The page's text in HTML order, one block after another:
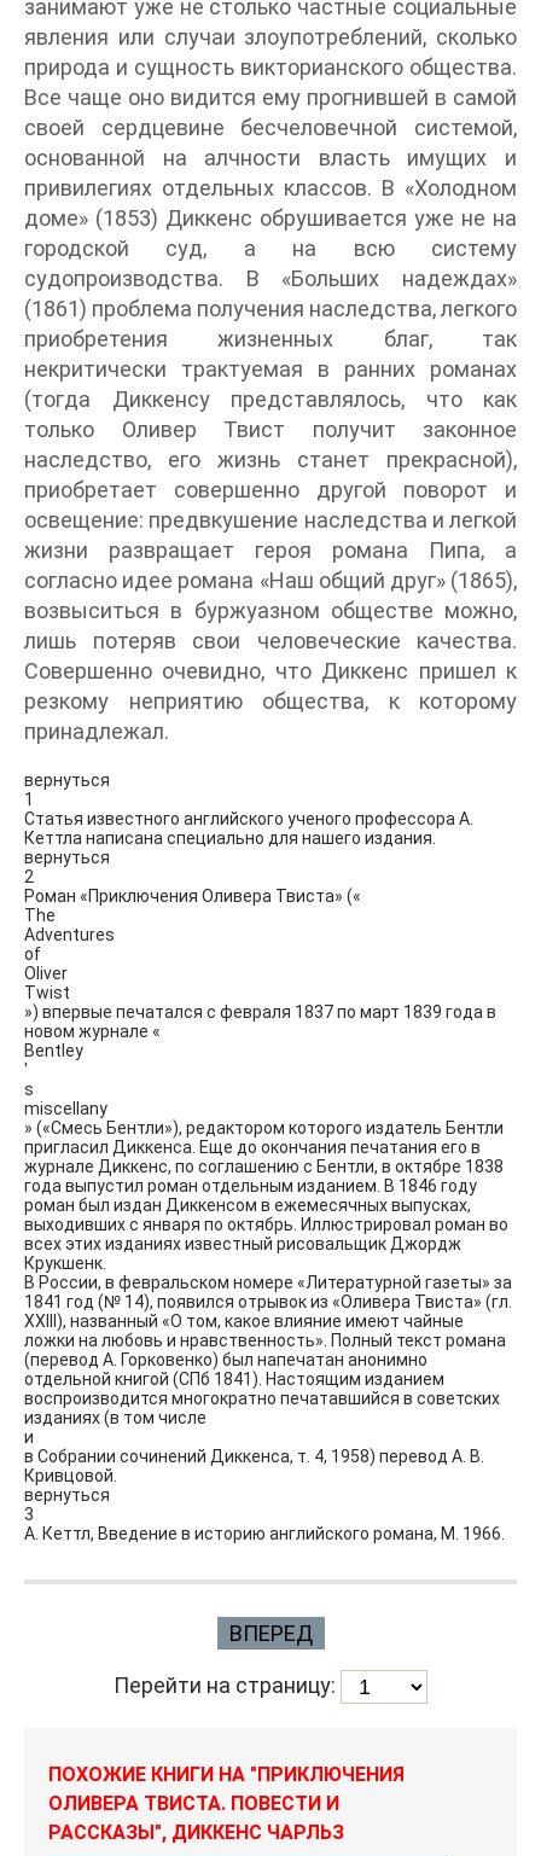
занимают уже не столько частные социальные
явления или случаи злоупотреблений, сколько
природа и сущность викторианского общества.
Все чаще оно видится ему прогнившей в самой
своей сердцевине бесчеловечной системой,
основанной на алчности власть имущих и
привилегиях отдельных классов. В «Холодном
доме» (1853) Диккенс обрушивается уже не на
городской суд, а на всю систему
судопроизводства. В «Больших надеждах»
(1861) проблема получения наследства, легкого
приобретения жизненных благ, так
некритически трактуемая в ранних романах
(тогда Диккенсу представлялось, что как
только Оливер Твист получит законное
наследство, его жизнь станет прекрасной),
приобретает совершенно другой поворот и
освещение: предвкушение наследства и легкой
жизни развращает героя романа Пипа, а
согласно идее романа «Наш общий друг» (1865),
возвыситься в буржуазном обществе можно,
лишь потеряв свои человеческие качества.
Совершенно очевидно, что Диккенс пришел к
резкому неприятию общества, к которому
принадлежал.
вернуться
1
Статья известного английского ученого профессора А.
Кеттла написана специально для нашего издания.
вернуться
2
Роман «Приключения Оливера Твиста» («
The
Adventures
of
Oliver
Twist
») впервые печатался с февраля 1837 по март 1839 года в
новом журнале «
Bentley
'
s
miscellany
» («Смесь Бентли»), редактором которого издатель Бентли
пригласил Диккенса. Еще до окончания печатания его в
журнале Диккенс, по соглашению с Бентли, в октябре 1838
года выпустил роман отдельным изданием. В 1846 году
роман был издан Диккенсом в ежемесячных выпусках,
выходивших с января по октябрь. Иллюстрировал роман во
всех этих изданиях известный рисовальщик Джордж
Крукшенк.
В России, в февральском номере «Литературной газеты» за
1841 год (№ 14), появился отрывок из «Оливера Твиста» (гл.
XXIII), названный «О том, какое влияние имеют чайные
ложки на любовь и нравственность». Полный текст романа
(перевод А. Горковенко) был напечатан анонимно
отдельной книгой (СПб 1841). Настоящим изданием
воспроизводится многократно печатавшийся в советских
изданиях (в том числе
и
в Собрании сочинений Диккенса, т. 4, 1958) перевод А. В.
Кривцовой.
вернуться
3
А. Кеттл, Введение в историю английского романа, М. 1966.
ВПЕРЕД
Перейти на страницу:
ПОХОЖИЕ КНИГИ НА "ПРИКЛЮЧЕНИЯ
ОЛИВЕРА ТВИСТА. ПОВЕСТИ И
РАССКАЗЫ", ДИККЕНС ЧАРЛЬЗ